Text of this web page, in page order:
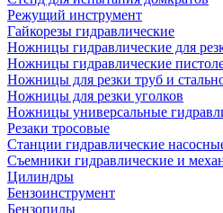
Режущий инструмент
Гайкорезы гидравлические
Ножницы гидравлические для
Ножницы гидравлические
Ножницы для резки труб и
Ножницы для резки уголков
Ножницы универсальные
Резаки тросовые
Станции гидравлические
Съемники гидравлические и
Цилиндры
Бензоинструмент
Бензопилы